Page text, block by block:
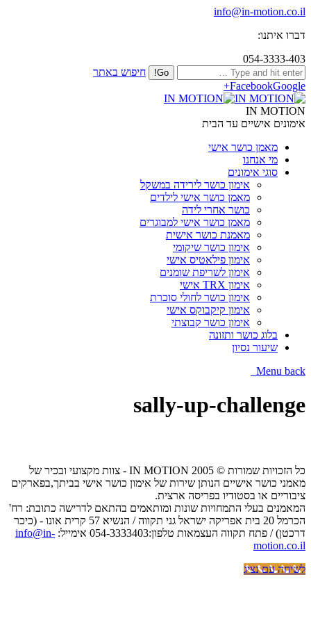
info@in-motion.co.il
דברו איתנו:
054-3333-403
חיפוש באתר
FacebookGoogle+
IN MOTION
אימונים אישיים עד הבית
מאמן כושר אישי
מי אנחנו
סוגי אימונים
אימון כושר לירידה במשקל
מאמן כושר אישי לילדים
כושר אחרי לידה
מאמן כושר אישי למבוגרים
מאמנת כושר אישית
אימון כושר שיקומי
אימון פילאטיס אישי
אימון לשריפת שומנים
אימון TRX אישי
אימון כושר לחולי סוכרת
אימון קיקבוקס אישי
אימון כושר קבוצתי
בלוג כושר ותזונה
שיעור נסיון
Menu back
sally-up-challenge
כל הזכויות שמורות © IN MOTION 2005 - צוות מקצועי ובכיר של
מאמני כושר אישיים הנותן שירות של אימון כושר אישי בביתך,בפארקים
ציבוריים או בסטודיו בפריסה ארצית.
המאמנים בעלי התמחויות שונות ומותאמים בהתאם לדרישה כתובת: רח'
הכרמל 20 בית אפריקה ישראל גני תקווה / הנשיא 57 קרית אונו - (כיכר
דרכטן) / פתח תקווה העצמאות טלפון:054-3333403 אימייל:
info@in-
motion.co.il
לשיחה עם נציג